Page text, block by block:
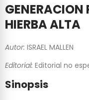
HIERBA ALTA
Autor: ISRAEL MALLEN
Editorial: Editorial no
Sinopsis